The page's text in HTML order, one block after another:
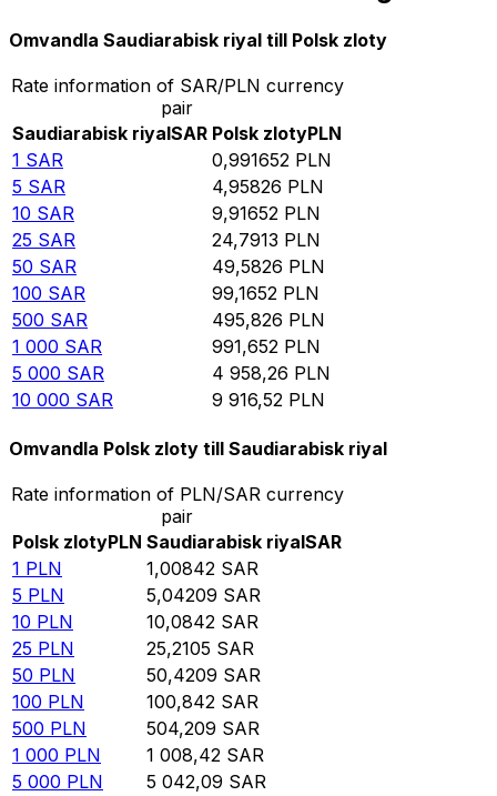
Omvandla Saudiarabisk riyal till Polsk zloty
Rate information of SAR/PLN currency
pair
Saudiarabisk riyalSAR Polsk zlotyPLN
1 SAR 0,991652 PLN
5 SAR 4,95826 PLN
10 SAR 9,91652 PLN
25 SAR 24,7913 PLN
50 SAR 49,5826 PLN
100 SAR 99,1652 PLN
500 SAR 495,826 PLN
1 000 SAR 991,652 PLN
5 000 SAR 4 958,26 PLN
10 000 SAR 9 916,52 PLN
Omvandla Polsk zloty till Saudiarabisk riyal
Rate information of PLN/SAR currency
pair
Polsk zlotyPLN Saudiarabisk riyalSAR
1 PLN 1,00842 SAR
5 PLN 5,04209 SAR
10 PLN 10,0842 SAR
25 PLN 25,2105 SAR
50 PLN 50,4209 SAR
100 PLN 100,842 SAR
500 PLN 504,209 SAR
1 000 PLN 1 008,42 SAR
5 000 PLN 5 042,09 SAR